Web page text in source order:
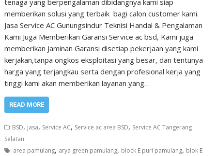
tenaga yang berpengalaman dibidangnya kami siap
memberikan solusi yang terbaik bagi calon customer kami.
Jasa Service AC Gunungsindur Teknisi Handal & Pengalaman
Kami Juga Memberikan Garansi Service ac bsd, Kami juga
memberikan Jaminan Garansi disetiap pekerjaan yang kami
kerjakan,tanpa ongkos eksploitasi yang besar, dan tentunya
harga yang terjangkau serta dengan profesional kerja yang
tinggi kami akan memberikan layanan yang…
READ MORE
BSD, jasa, Service AC, Service ac area BSD, Service AC Tangerang
Selatan
area pamulang, arya green pamulang, block E puri pamulang, blok E